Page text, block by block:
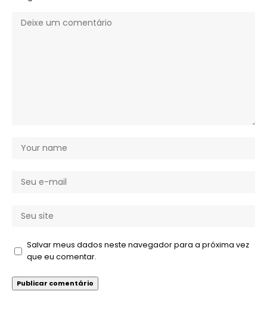
Salvar meus dados neste navegador para a próxima vez
que eu comentar.